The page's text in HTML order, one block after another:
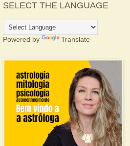
SELECT THE LANGUAGE
Powered by Translate